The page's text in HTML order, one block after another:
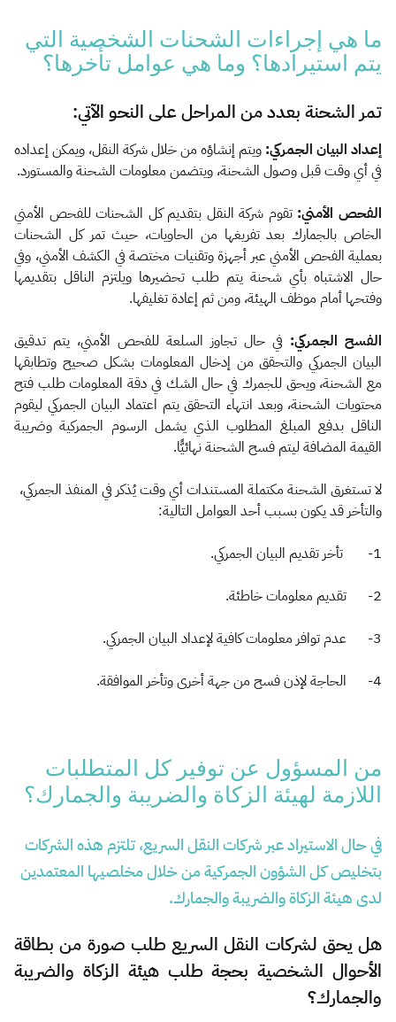
ما هي إجراءات الشحنات الشخصية التي
يتم استيرادها؟ وما هي عوامل تأخرها؟
تمر الشحنة بعدد من المراحل على النحو الآتي:
إعداد البيان الجمركي: ويتم إنشاؤه من خلال شركة النقل، ويمكن إعداده
في أي وقت قبل وصول الشحنة، ويتضمن معلومات الشحنة والمستورد.
الفحص الأمني: تقوم شركة النقل بتقديم كل الشحنات للفحص الأمني
الخاص بالجمارك بعد تفريغها من الحاويات، حيث تمر كل الشحنات
بعملية الفحص الأمني عبر أجهزة وتقنيات مختصة في الكشف الأمني، وفي
حال الاشتباه بأي شحنة يتم طلب تحضيرها ويلتزم الناقل بتقديمها
وفتحها أمام موظف الهيئة، ومن ثم إعادة تغليفها.
الفسح الجمركي: في حال تجاوز السلعة للفحص الأمني، يتم تدقيق
البيان الجمركي والتحقق من إدخال المعلومات بشكل صحيح وتطابقها
مع الشحنة، ويحق للجمرك في حال الشك في دقة المعلومات طلب فتح
محتويات الشحنة، وبعد انتهاء التحقق يتم اعتماد البيان الجمركي ليقوم
الناقل بدفع المبلغ المطلوب الذي يشمل الرسوم الجمركية وضريبة
القيمة المضافة ليتم فسح الشحنة نهائيًّا.​
لا تستغرق الشحنة مكتملة المستندات أي وقت يُذكر في المنفذ الجمركي،
والتأخر قد يكون بسبب أحد العوامل التالية:
1- تأخر تقديم البيان الجمركي.
2- تقديم معلومات خاطئة.
3- عدم توافر معلومات كافية لإعداد البيان الجمركي.
4- الحاجة لإذن فسح من جهة أخرى وتأخر الموافقة.​
من المسؤول عن توفير كل المتطلبات
اللازمة لهيئة الزكاة والضريبة والجمارك؟
في حال الاستيراد عبر شركات النقل السريع، تلتزم هذه الشركات
بتخليص كل الشؤون الجمركية من خلال مخلصيها المعتمدين
لدى هيئة الزكاة والضريبة والجمارك.
هل يحق لشركات النقل السريع طلب صورة من بطاقة
الأحوال الشخصية بحجة طلب هيئة الزكاة والضريبة
والجمارك؟